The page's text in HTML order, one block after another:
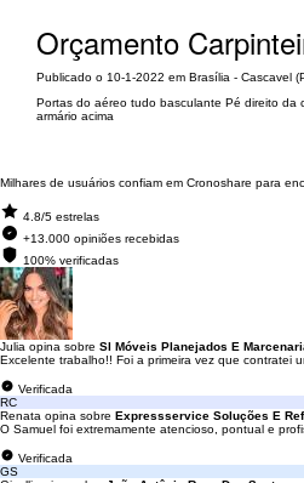
Orçamento
Publicado o 10-1-2022 em Brasília - Cascavel
Portas do aéreo tudo basculante Pé direito da
armário acima
Milhares de usuários confiam em Cronoshare para
4.8/5 estrelas
+13.000 opiniões recebidas
100% verificadas
Julia opina sobre Sl Móveis Planejados E
Excelente trabalho!! Foi a primeira vez que contratei
Verificada
RC
Renata opina sobre Expressservice Soluções E
O Samuel foi extremamente atencioso, pontual e
Verificada
GS